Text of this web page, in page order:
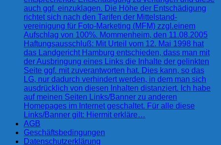
auch ggf. einzuklagen. Die Höhe der Entschädigung
richtet sich nach den Tarifen der Mittelstand-
vereinigung für Foto-Marketing (MFM) zzgl.einem
Aufschlag von 100%. Mommenheim, den 11.08.2005
Haftungsausschluß: Mit Urteil vom 12. Mai 1998 hat
das Landgericht Hamburg entschieden, dass man mit
der Ausbringung eines Links die Inhalte der gelinkten
Seite ggf. mit zuverantworten hat. Dies kann, so das
LG, nur dadurch verhindert werden, in dem man sich
ausdrücklich von diesen Inhalten distanziert. Ich habe
auf meinen Seiten Links/Banner zu anderen
Homepages im Internet geschaltet. Für alle diese
Links/Banner gilt: Hiermit erkläre…
AGB
Geschäftsbedingungen
Datenschutzerklärung